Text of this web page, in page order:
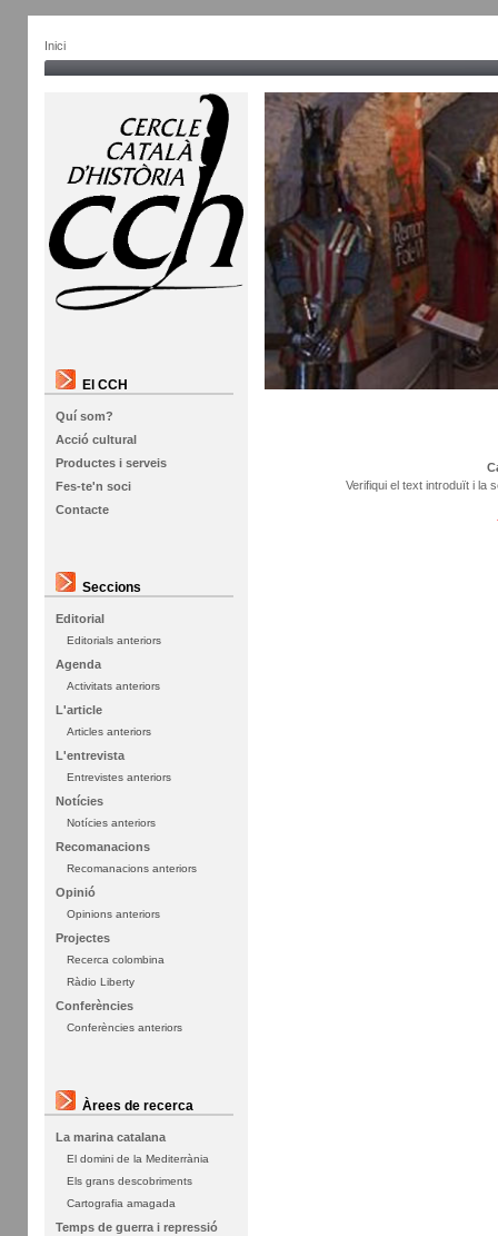
Inici
El CCH
Quí som?
Acció cultural
Productes i serveis
Fes-te'n soci
Contacte
Seccions
Editorial
Editorials anteriors
Agenda
Activitats anteriors
L'article
Articles anteriors
L'entrevista
Entrevistes anteriors
Notícies
Notícies anteriors
Recomanacions
Recomanacions anteriors
Opinió
Opinions anteriors
Projectes
Recerca colombina
Ràdio Liberty
Conferències
Conferències anteriors
Àrees de recerca
La marina catalana
El domini de la Mediterrània
Els grans descobriments
Cartografia amagada
Temps de guerra i repressió
Verifiqui el text introduït i la